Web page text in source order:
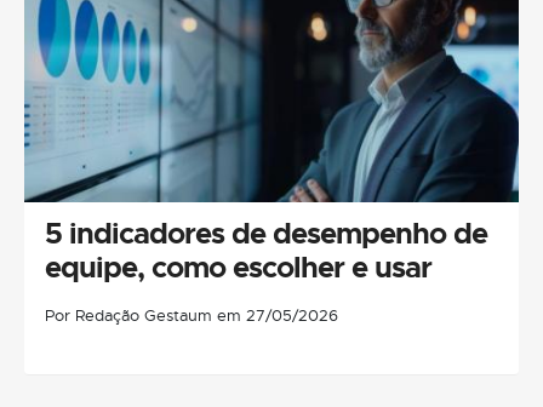
5 indicadores de desempenho de
equipe, como escolher e usar
Por Redação Gestaum em 27/05/2026